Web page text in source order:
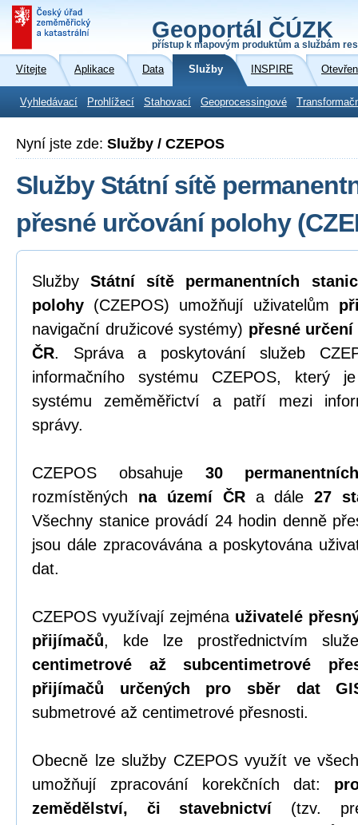
Geoportál ČÚZK
přístup k mapovým produktům a službám
Vítejte Aplikace Data Služby INSPIRE
Vyhledávací Prohlížecí Stahovací Geoprocessingové
Nyní jste zde: Služby / CZEPOS
Služby Státní sítě
přesné určování polohy
SlužbyStátní sítě permanentních
polohy (CZEPOS) umožňují uživatelům
navigační družicové systémy) přesné
ČR. Správa a poskytování služeb
informačního systému CZEPOS, který
systému zeměměřictví a patří mezi
správy.
CZEPOS obsahuje 30
rozmístěných na území ČRa dále27
Všechny stanice provádí 24 hodin denně
jsou dále zpracovávána a poskytována
dat.
CZEPOS využívají zejména uživatelé
přijímačů, kde lze prostřednictvím
centimetrové až subcentimetrové
přijímačů určených pro sběr dat
submetrové až centimetrové přesnosti.
Obecně lze služby CZEPOS využít ve
umožňují zpracování korekčních dat:
zemědělství, či stavebnictví (tzv.